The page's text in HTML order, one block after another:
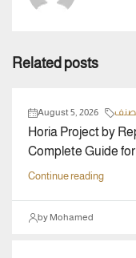
Related posts
August 5, 2026
Horia Project by
Complete Guide
Continue reading
by Mohamed